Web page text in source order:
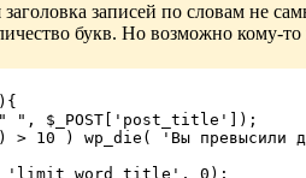
записей по словам не
букв. Но возможно кому-
", $_POST['post_title']);
> 10 ) wp_die( 'Вы превысили
'limit_word_title', 0);